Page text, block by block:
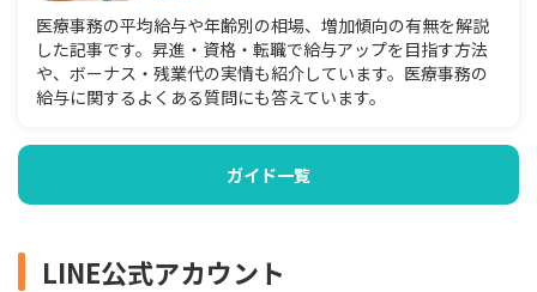
医療事務の平均給与や年齢別の相場、増加傾向の有無を解説
した記事です。昇進・資格・転職で給与アップを目指す方法
や、ボーナス・残業代の実情も紹介しています。医療事務の
給与に関するよくある質問にも答えています。
ガイド一覧
LINE公式アカウント